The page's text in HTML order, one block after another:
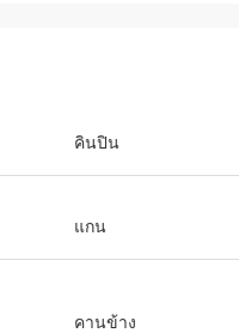
คินปิน
แกน
คานข้าง